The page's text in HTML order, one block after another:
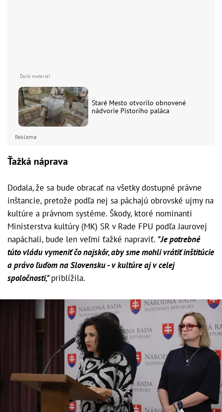
Staré Mesto otvorilo obnovené
nádvorie Pistoriho paláca
Reklama
Ťažká náprava
Dodala, že sa bude obracať na všetky dostupné právne
inštancie, pretože podľa nej sa páchajú obrovské ujmy na
kultúre a právnom systéme. Škody, ktoré nominanti
Ministerstva kultúry (MK) SR v Rade FPU podľa Jaurovej
napáchali, bude len veľmi ťažké napraviť. "Je potrebné
túto vládu vymeniť čo najskôr, aby sme mohli vrátiť inštitúcie
a právo ľuďom na Slovensku - v kultúre aj v celej
spoločnosti,"priblížila.